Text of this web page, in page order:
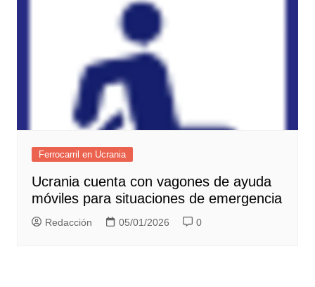
Ferrocarril en Ucrania
Ucrania cuenta con vagones de ayuda
móviles para situaciones de emergencia
Redacción 05/01/2026 0